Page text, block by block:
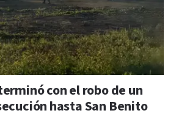
con el robo de un
hasta San Benito